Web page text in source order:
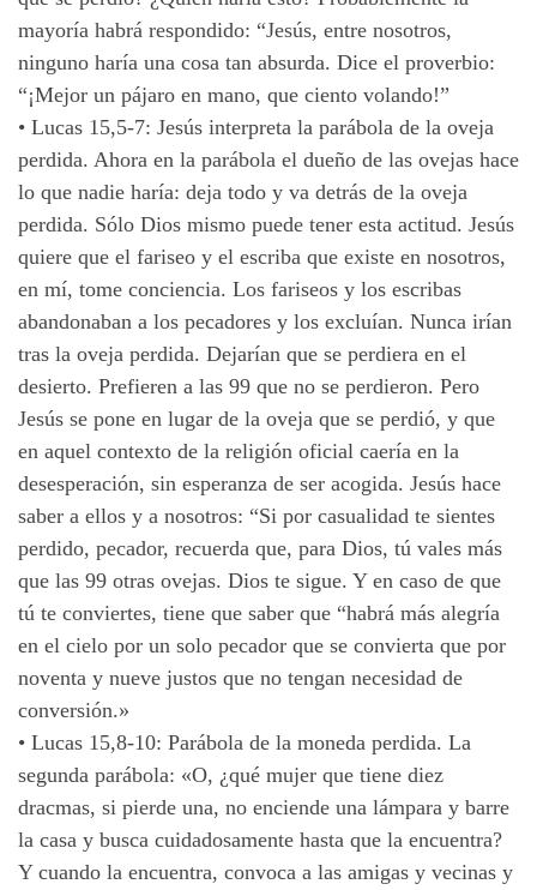
mayoría habrá respondido: “Jesús, entre nosotros,
ninguno haría una cosa tan absurda. Dice el proverbio:
“¡Mejor un pájaro en mano, que ciento volando!”
• Lucas 15,5-7: Jesús interpreta la parábola de la oveja
perdida. Ahora en la parábola el dueño de las ovejas hace
lo que nadie haría: deja todo y va detrás de la oveja
perdida. Sólo Dios mismo puede tener esta actitud. Jesús
quiere que el fariseo y el escriba que existe en nosotros,
en mí, tome conciencia. Los fariseos y los escribas
abandonaban a los pecadores y los excluían. Nunca irían
tras la oveja perdida. Dejarían que se perdiera en el
desierto. Prefieren a las 99 que no se perdieron. Pero
Jesús se pone en lugar de la oveja que se perdió, y que
en aquel contexto de la religión oficial caería en la
desesperación, sin esperanza de ser acogida. Jesús hace
saber a ellos y a nosotros: “Si por casualidad te sientes
perdido, pecador, recuerda que, para Dios, tú vales más
que las 99 otras ovejas. Dios te sigue. Y en caso de que
tú te conviertes, tiene que saber que “habrá más alegría
en el cielo por un solo pecador que se convierta que por
noventa y nueve justos que no tengan necesidad de
conversión.»
• Lucas 15,8-10: Parábola de la moneda perdida. La
segunda parábola: «O, ¿qué mujer que tiene diez
dracmas, si pierde una, no enciende una lámpara y barre
la casa y busca cuidadosamente hasta que la encuentra?
Y cuando la encuentra, convoca a las amigas y vecinas y